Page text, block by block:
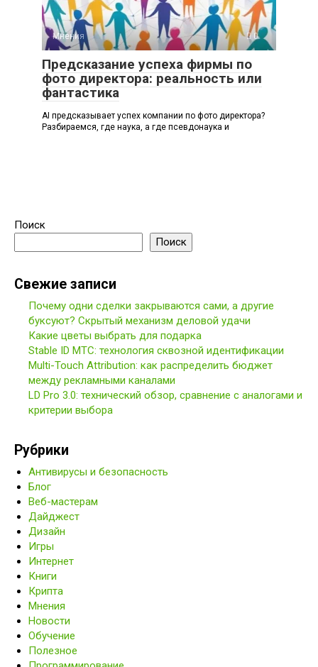
Мнения 0
Предсказание успеха фирмы по
фото директора: реальность или
фантастика
AI предсказывает успех компании по фото директора?
Разбираемся, где наука, а где псевдонаука и
Поиск
Поиск
Свежие записи
Почему одни сделки закрываются сами, а другие
буксуют? Скрытый механизм деловой удачи
Какие цветы выбрать для подарка
Stable ID МТС: технология сквозной идентификации
Multi-Touch Attribution: как распределить бюджет
между рекламными каналами
LD Pro 3.0: технический обзор, сравнение с аналогами и
критерии выбора
Рубрики
Антивирусы и безопасность
Блог
Веб-мастерам
Дайджест
Дизайн
Игры
Интернет
Книги
Крипта
Мнения
Новости
Обучение
Полезное